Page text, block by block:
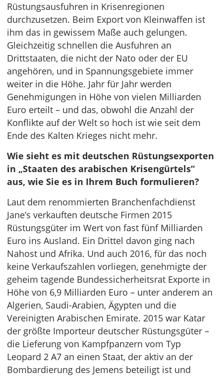
Rüstungsausfuhren in Krisenregionen
durchzusetzen. Beim Export von Kleinwaffen ist
ihm das in gewissem Maße auch gelungen.
Gleichzeitig schnellen die Ausfuhren an
Drittstaaten, die nicht der Nato oder der EU
angehören, und in Spannungsgebiete immer
weiter in die Höhe. Jahr für Jahr werden
Genehmigungen in Höhe von vielen Milliarden
Euro erteilt – und das, obwohl die Anzahl der
Konflikte auf der Welt so hoch ist wie seit dem
Ende des Kalten Krieges nicht mehr.
Wie sieht es mit deutschen Rüstungsexporten
in „Staaten des arabischen Krisengürtels“
aus, wie Sie es in Ihrem Buch formulieren?
Laut dem renommierten Branchenfachdienst
Jane’s verkauften deutsche Firmen 2015
Rüstungsgüter im Wert von fast fünf Milliarden
Euro ins Ausland. Ein Drittel davon ging nach
Nahost und Afrika. Und auch 2016, für das noch
keine Verkaufszahlen vorliegen, genehmigte der
geheim tagende Bundessicherheitsrat Exporte in
Höhe von 6,9 Milliarden Euro – unter anderem an
Algerien, Saudi-Arabien, Ägypten und die
Vereinigten Arabischen Emirate. 2015 war Katar
der größte Importeur deutscher Rüstungsgüter –
die Lieferung von Kampfpanzern vom Typ
Leopard 2 A7 an einen Staat, der aktiv an der
Bombardierung des Jemens beteiligt ist und